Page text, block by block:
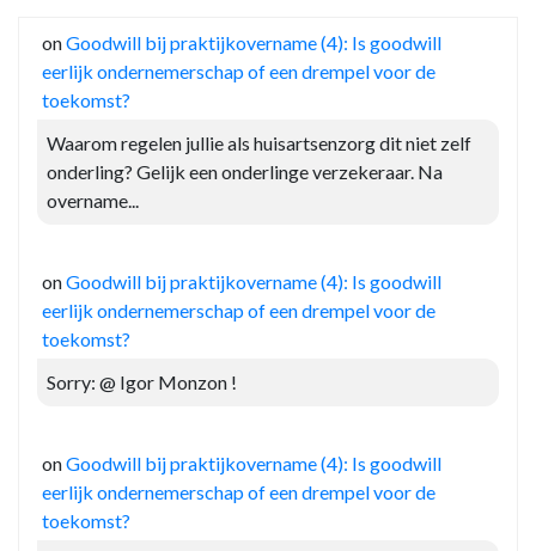
onGoodwill bij praktijkovername (4): Is goodwill
eerlijk ondernemerschap of een drempel voor de
toekomst?
Waarom regelen jullie als huisartsenzorg dit niet zelf
onderling? Gelijk een onderlinge verzekeraar. Na
overname...
onGoodwill bij praktijkovername (4): Is goodwill
eerlijk ondernemerschap of een drempel voor de
toekomst?
Sorry: @ Igor Monzon !
onGoodwill bij praktijkovername (4): Is goodwill
eerlijk ondernemerschap of een drempel voor de
toekomst?